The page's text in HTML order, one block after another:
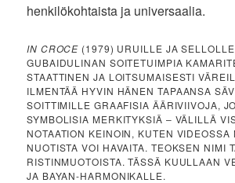
henkilökohtaista ja universaalia.
IN CROCE (1979) URUILLE JA SELLOLLE
GUBAIDULINAN SOITETUIMPIA
STAATTINEN JA LOITSUMAISESTI
ILMENTÄÄ HYVIN HÄNEN TAPAANSA
SOITTIMILLE GRAAFISIA ÄÄRIVIIVOJA,
SYMBOLISIA MERKITYKSIÄ – VÄLILLÄ
NOTAATION KEINOIN, KUTEN VIDEOSSA
NUOTISTA VOI HAVAITA. TEOKSEN NIMI
RISTINMUOTOISTA. TÄSSÄ KUULLAAN
JA BAYAN-HARMONIKALLE.